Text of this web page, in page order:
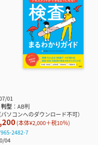
01
判型
AB判
ソコンへのダウンロード不可）
(本体¥2,000＋税10％)
2482-7
04